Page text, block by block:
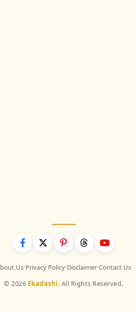
Us•Privacy Policy•Disclaimer•Contact Us
© 2026 Ekadashi. All Rights Reserved.